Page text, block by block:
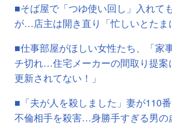
■そば屋で「つゆ使い回し」入れて
が…店主は開き直り「忙しいとたま
■仕事部屋がほしい女性たち、「家
チ切れ…住宅メーカーの間取り提案
更新されてない！」
■「夫が人を殺しました」妻が110
不倫相手を殺害…身勝手すぎる男